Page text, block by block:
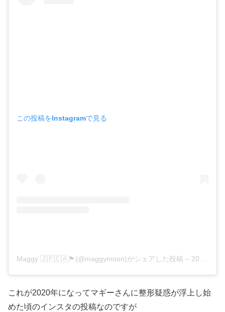
この投稿をInstagramで見る
Maggy 🇯🇵🇨🇦🏴󠁧󠁢󠁳󠁣󠁴󠁿(@maggymoon)がシェアした投稿 – 2020年 7月月19日午前6時24分PDT
これが2020年になってマギーさんに整形疑惑が浮上し始
めた頃のインスタの投稿なのですが